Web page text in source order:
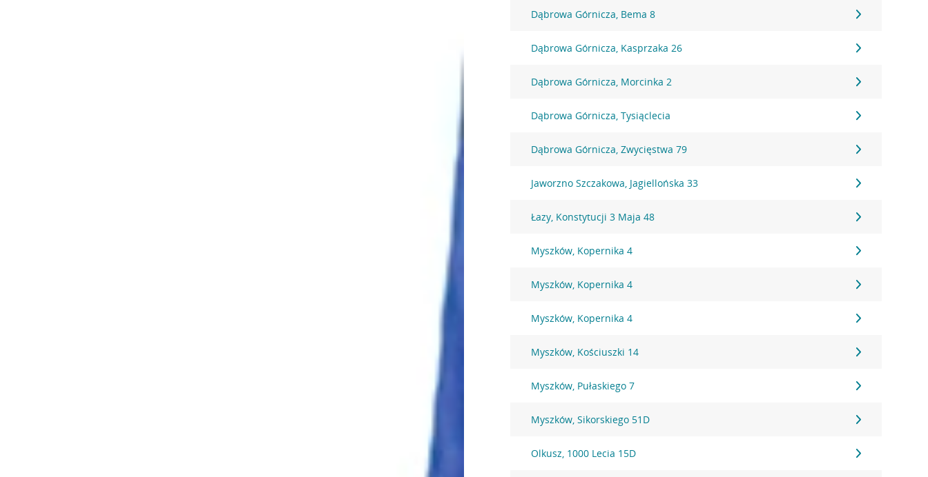
Dąbrowa Górnicza, Bema 8
Dąbrowa Górnicza, Kasprzaka 26
Dąbrowa Górnicza, Morcinka 2
Dąbrowa Górnicza, Tysiąclecia
Dąbrowa Górnicza, Zwycięstwa 79
Jaworzno Szczakowa, Jagiellońska 33
Łazy, Konstytucji 3 Maja 48
Myszków, Kopernika 4
Myszków, Kopernika 4
Myszków, Kopernika 4
Myszków, Kościuszki 14
Myszków, Pułaskiego 7
Myszków, Sikorskiego 51D
Olkusz, 1000 Lecia 15D